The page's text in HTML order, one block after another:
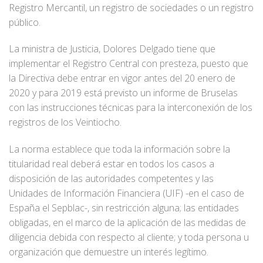
Registro Mercantil, un registro de sociedades o un registro
público.
La ministra de Justicia, Dolores Delgado tiene que
implementar el Registro Central con presteza, puesto que
la Directiva debe entrar en vigor antes del 20 enero de
2020 y para 2019 está previsto un informe de Bruselas
con las instrucciones técnicas para la interconexión de los
registros de los Veintiocho.
La norma establece que toda la información sobre la
titularidad real deberá estar en todos los casos a
disposición de las autoridades competentes y las
Unidades de Información Financiera (UIF) -en el caso de
España el Sepblac-, sin restricción alguna; las entidades
obligadas, en el marco de la aplicación de las medidas de
diligencia debida con respecto al cliente; y toda persona u
organización que demuestre un interés legítimo.